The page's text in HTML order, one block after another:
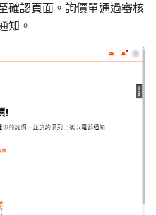
確認頁面。詢價單通過審核
知。